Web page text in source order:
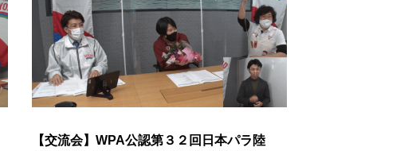
【交流会】WPA公認第３２回日本パラ陸